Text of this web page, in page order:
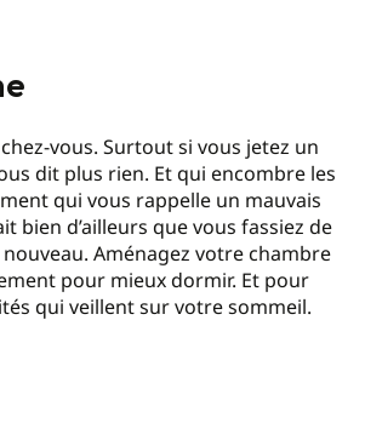
vous. Surtout si vous jetez un
dit plus rien. Et qui encombre les
qui vous rappelle un mauvais
bien d’ailleurs que vous fassiez de
Aménagez votre chambre
pour mieux dormir. Et pour
qui veillent sur votre sommeil.